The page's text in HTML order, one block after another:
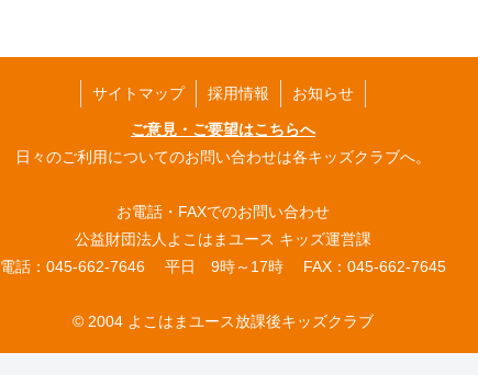
サイトマップ 採用情報 お知らせ
ご意見・ご要望はこちらへ
日々のご利用についてのお問い合わせは各キッズクラブへ。
お電話・FAXでのお問い合わせ
公益財団法人よこはまユース キッズ運営課
電話：045-662-7646 平日 9時～17時 FAX：045-662-7645
© 2004 よこはまユース放課後キッズクラブ